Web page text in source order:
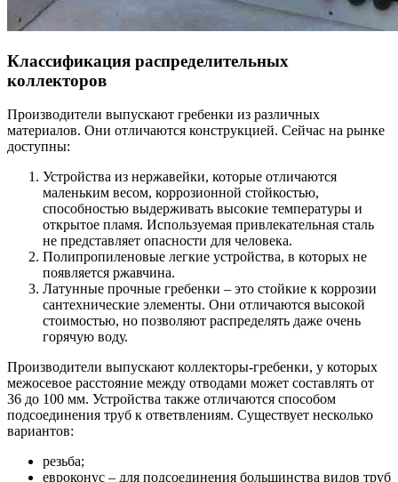
Классификация распределительных
коллекторов
Производители выпускают гребенки из различных
материалов. Они отличаются конструкцией. Сейчас на рынке
доступны:
Устройства из нержавейки, которые отличаются
маленьким весом, коррозионной стойкостью,
способностью выдерживать высокие температуры и
открытое пламя. Используемая привлекательная сталь
не представляет опасности для человека.
Полипропиленовые легкие устройства, в которых не
появляется ржавчина.
Латунные прочные гребенки – это стойкие к коррозии
сантехнические элементы. Они отличаются высокой
стоимостью, но позволяют распределять даже очень
горячую воду.
Производители выпускают коллекторы-гребенки, у которых
межосевое расстояние между отводами может составлять от
36 до 100 мм. Устройства также отличаются способом
подсоединения труб к ответвлениям. Существует несколько
вариантов:
резьба;
евроконус – для подсоединения большинства видов труб